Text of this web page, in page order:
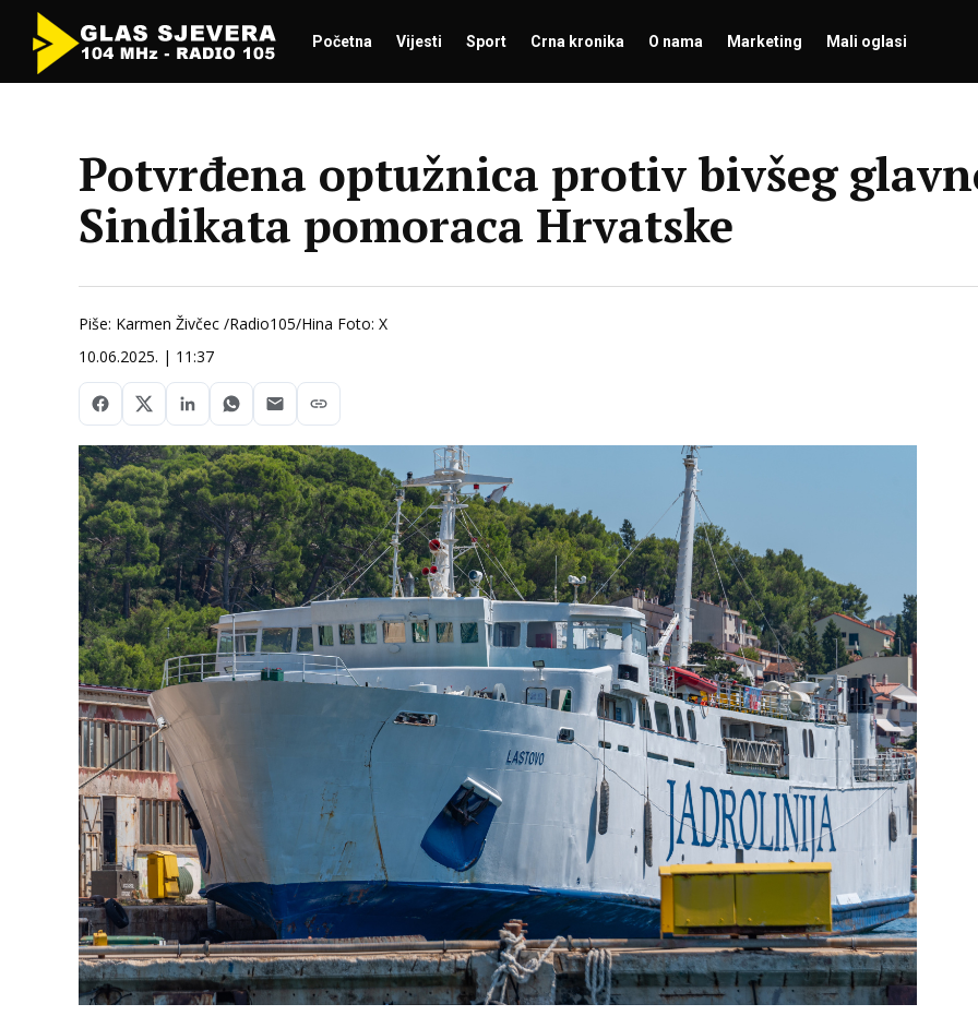
Početna Vijesti Sport Crna kronika O nama Marketing Mali oglasi
Potvrđena optužnica protiv bivšeg
Sindikata pomoraca Hrvatske
Piše: Karmen Živčec /Radio105/Hina Foto: X
10.06.2025. | 11:37